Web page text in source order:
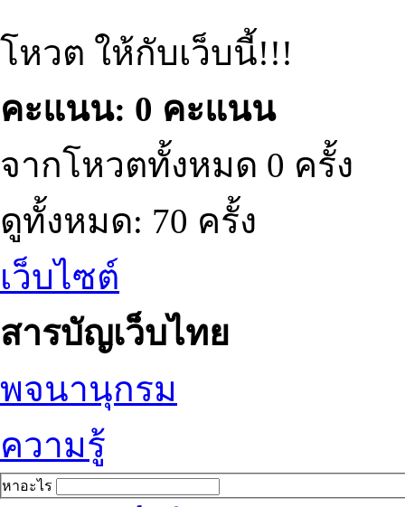
โหวต ให้กับเว็บนี้!!!
คะแนน: 0 คะแนน
จากโหวตทั้งหมด 0 ครั้ง
ดูทั้งหมด: 70 ครั้ง
เว็บไซต์
สารบัญเว็บไทย
พจนานุกรม
ความรู้
หาอะไร